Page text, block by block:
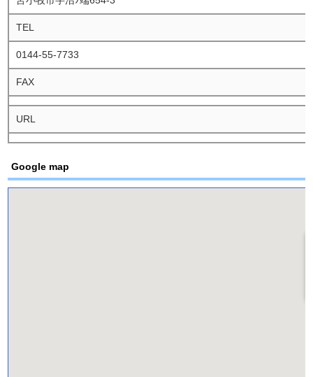
TEL
0144-55-7733
FAX
URL
Google map